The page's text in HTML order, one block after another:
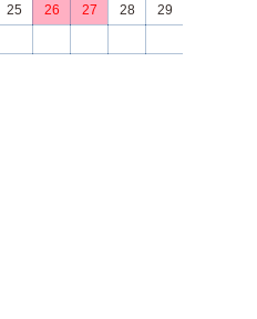
25 26 27 28
29